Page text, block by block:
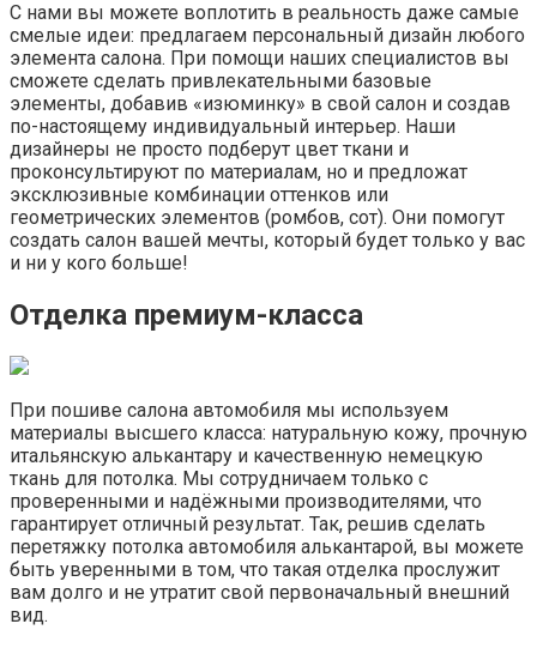
С нами вы можете воплотить в реальность даже самые
смелые идеи: предлагаем персональный дизайн любого
элемента салона. При помощи наших специалистов вы
сможете сделать привлекательными базовые
элементы, добавив «изюминку» в свой салон и создав
по-настоящему индивидуальный интерьер. Наши
дизайнеры не просто подберут цвет ткани и
проконсультируют по материалам, но и предложат
эксклюзивные комбинации оттенков или
геометрических элементов (ромбов, сот). Они помогут
создать салон вашей мечты, который будет только у вас
и ни у кого больше!
Отделка премиум-класса
При пошиве салона автомобиля мы используем
материалы высшего класса: натуральную кожу, прочную
итальянскую алькантару и качественную немецкую
ткань для потолка. Мы сотрудничаем только с
проверенными и надёжными производителями, что
гарантирует отличный результат. Так, решив сделать
перетяжку потолка автомобиля алькантарой, вы можете
быть уверенными в том, что такая отделка прослужит
вам долго и не утратит свой первоначальный внешний
вид.